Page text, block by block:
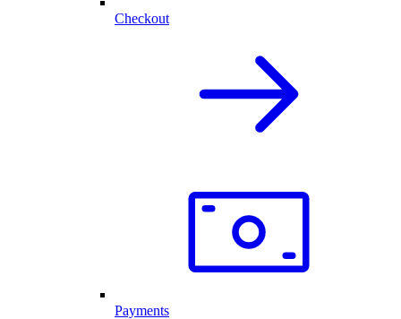
Checkout
Payments